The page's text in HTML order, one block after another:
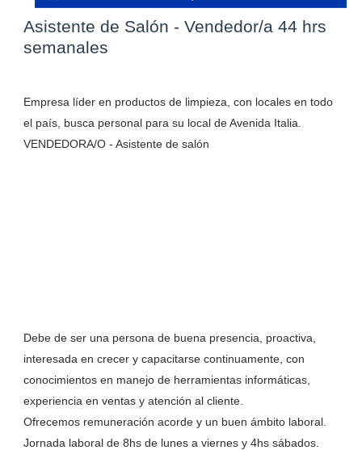
Asistente de Salón - Vendedor/a 44 hrs
semanales
Empresa líder en productos de limpieza, con locales en todo
el país, busca personal para su local de Avenida Italia.
VENDEDORA/O - Asistente de salón
Debe de ser una persona de buena presencia, proactiva,
interesada en crecer y capacitarse continuamente, con
conocimientos en manejo de herramientas informáticas,
experiencia en ventas y atención al cliente.
Ofrecemos remuneración acorde y un buen ámbito laboral.
Jornada laboral de 8hs de lunes a viernes y 4hs sábados.